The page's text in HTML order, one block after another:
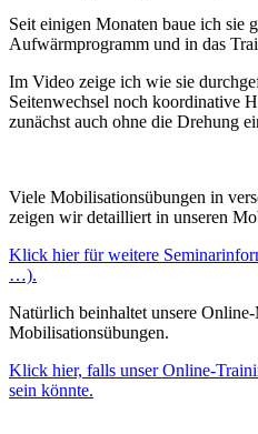
Seit einigen Monaten baue ich sie
Aufwärmprogramm und in das
Im Video zeige ich wie sie
Seitenwechsel noch koordinative
zunächst auch ohne die Drehung
Viele Mobilisationsübungen in
zeigen wir detailliert in unseren
Klick hier für weitere
…).
Natürlich beinhaltet unsere
Mobilisationsübungen.
Klick hier, falls unser Online-
sein könnte.